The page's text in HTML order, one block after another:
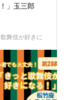
」玉三郎
舞伎が好きに